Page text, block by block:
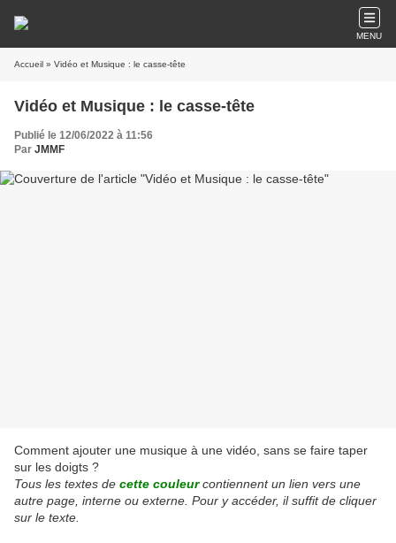
MENU
Accueil » Vidéo et Musique : le casse-tête
Vidéo et Musique : le casse-tête
Publié le 12/06/2022 à 11:56
Par JMMF
Comment ajouter une musique à une vidéo, sans se faire taper
sur les doigts ?
Tous les textes de cette couleurcontiennent un lien vers une
autre page, interne ou externe. Pour y accéder, il suffit de cliquer
sur le texte.